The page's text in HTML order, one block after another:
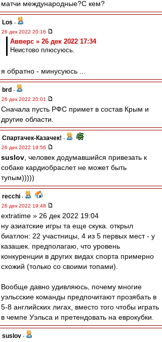
матчи международные?С кем?
Los -
26 дек 2022 20:16
Авверс » 26 дек 2022 17:34
Неистово плюсуюсь.
я обратно - минусуюсь ...
brd -
26 дек 2022 20:01
Сначала пусть РФС примет в состав Крым и
другие области.
Спартачек-Казачек! -
26 дек 2022 19:56
suslov , человек додумавшийся привезать к
собаке кардиобраслет не может быть
тупым)))))
recchi -
26 дек 2022 19:48
extratime » 26 дек 2022 19:04
ну азиатские игры та еще скука. открыл
биатлон: 22 участницы, 4 из 5 первых мест - у
казашек. предполагаю, что уровень
конкуренции в других видах спорта примерно
схожий (только со своими топами).
Вообще давно удивляюсь, почему многие
уэльсские команды предпочитают прозябать в
5-8 английских лигах, вместо того чтобы играть
в чемпе Уэльса и претендовать на еврокубки.
suslov -